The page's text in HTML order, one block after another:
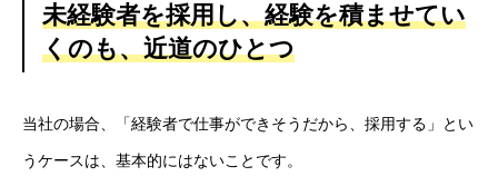
新着情報
未経験者を採用し、経験を積ませてい
くのも、近道のひとつ
当社の場合、「経験者で仕事ができそうだから、採用する」とい
うケースは、基本的にはないことです。